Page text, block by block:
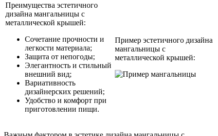
Преимущества эстетичного
дизайна мангальницы с
металлической крышей:
Сочетание прочности и
легкости материала;
Защита от непогоды;
Элегантность и стильный
внешний вид;
Вариативность
дизайнерских решений;
Удобство и комфорт при
приготовлении пищи.
Пример эстетичного дизайна
мангальницы с
металлической крышей: